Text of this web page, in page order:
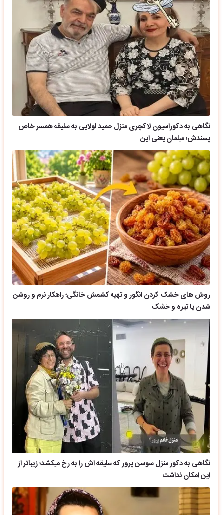
نگاهی به دکوراسیون لاکچری منزل حمید لولایی به سلیقه همسر خاص
پسندش؛ مبلمان یعنی این
روش های خشک کردن انگور و تهیه کشمش خانگی؛ راهکار نرم و روشن
شدن یا تیره و خشک
نگاهی به دکور منزل سوسن پرور که سلیقه اش را به رخ میکشد؛ زیباتر از
این امکان نداشت